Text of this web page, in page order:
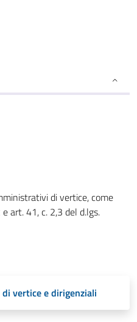
di vertice, come
art. 41, c. 2,3 del d.lgs.
vertice e dirigenziali